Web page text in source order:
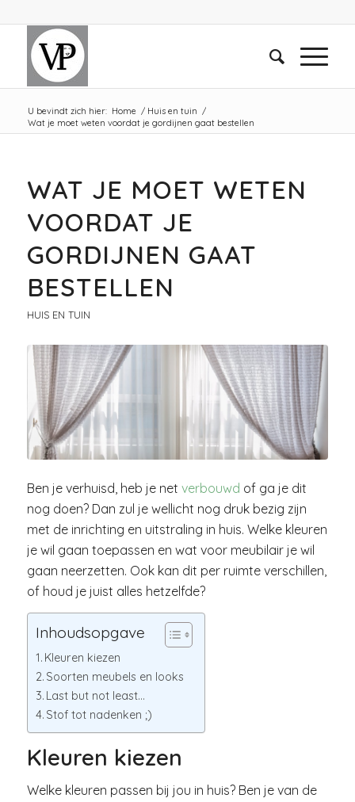
U bevindt zich hier: Home / Huis en tuin /
Wat je moet weten voordat je gordijnen gaat bestellen
WAT JE MOET WETEN
VOORDAT JE
GORDIJNEN GAAT
BESTELLEN
HUIS EN TUIN
Ben je verhuisd, heb je net verbouwd of ga je dit
nog doen? Dan zul je wellicht nog druk bezig zijn
met de inrichting en uitstraling in huis. Welke kleuren
je wil gaan toepassen en wat voor meubilair je wil
gaan neerzetten. Ook kan dit per ruimte verschillen,
of houd je juist alles hetzelfde?
Inhoudsopgave
Kleuren kiezen
Soorten meubels en looks
Last but not least…
Stof tot nadenken ;)
Kleuren kiezen
Welke kleuren passen bij jou in huis? Ben je van de